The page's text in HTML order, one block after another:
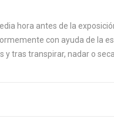
hora antes de la
con ayuda de la
y tras transpirar, nadar o